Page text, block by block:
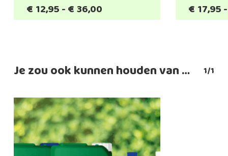
€ 12,95-€36,00Prijsklasse:
€12,95
€ 17,95-
Je zou ook kunnen houden van … 1/1